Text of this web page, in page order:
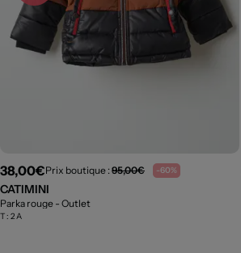
38,00€Prix boutique : 95,00€ -60%
CATIMINI
Parka rouge - Outlet
T : 2 A